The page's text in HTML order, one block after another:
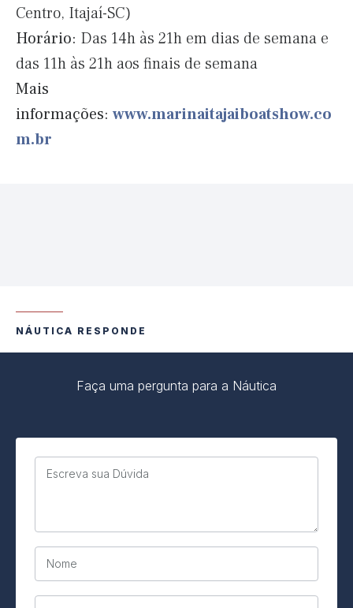
Centro, Itajaí-SC)
Horário: Das 14h às 21h em dias de semana e
das 11h às 21h aos finais de semana
Mais
informações: www.marinaitajaiboatshow.co
m.br
NÁUTICA RESPONDE
Faça uma pergunta para a Náutica
Escreva sua Dúvida
Nome